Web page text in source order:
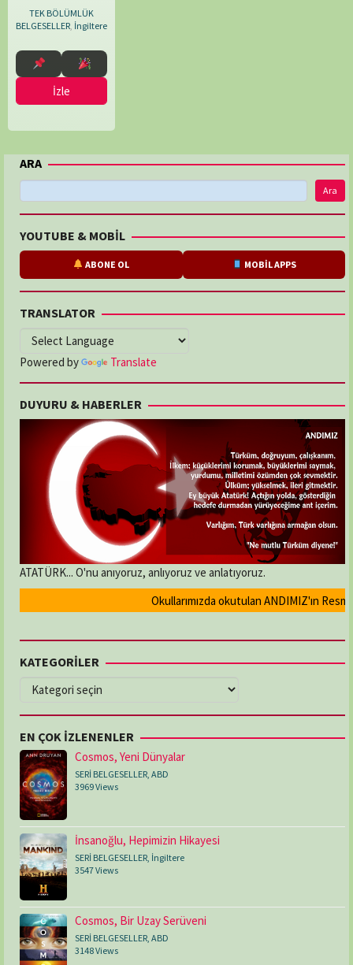
TEK BÖLÜMLÜK
BELGESELLER İngiltere
İzle
ARA
Ara
YOUTUBE & MOBİL
ABONE OL MOBİL APPS
TRANSLATOR
Powered by Translate
DUYURU & HABERLER
ATATÜRK... O'nu anıyoruz, anlıyoruz ve anlatıyoruz.
Okullarımızda okutulan ANDIMIZ'ın Resmi
KATEGORİLER
KATEGORİLER
EN ÇOK İZLENENLER
Cosmos, Yeni Dünyalar
SERİ BELGESELLER, ABD
3969 Views
İnsanoğlu, Hepimizin Hikayesi
SERİ BELGESELLER İngiltere
3547 Views
Cosmos, Bir Uzay Serüveni
SERİ BELGESELLER, ABD
3148 Views